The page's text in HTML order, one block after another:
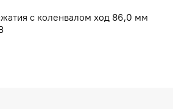
с коленвалом ход 86,0 мм